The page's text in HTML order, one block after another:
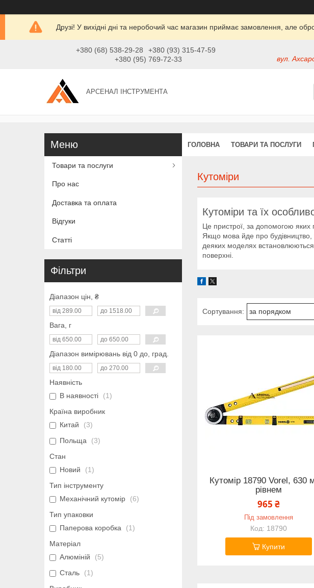
Друзі! У вихідні дні та неробочий час магазин приймає замовлення, але
+380 (68) 538-29-28
+380 (93) 315-47-59
+380 (95) 769-72-33
вул.
АРСЕНАЛ ІНСТРУМЕНТА
ГОЛОВНА ТОВАРИ ТА ПОСЛУГИ
Кутоміри
Кутоміри та їх
Це пристрої, за допомогою яких
Якщо мова йде про будівництво,
деяких моделях встановлюються
поверхні.
Кутомір 18790 Vorel, 630
рівнем
965 ₴
Під замовлення
18790
Купити
Товари та послуги
Про нас
Доставка та оплата
Відгуки
Статті
Фільтри
Діапазон цін, ₴
Вага, г
Діапазон вимірювань від 0 до, град.
Наявність
В наявності
1
Країна виробник
Китай
3
Польща
3
Стан
Новий
1
Тип інструменту
Механічний кутомір
6
Тип упаковки
Паперова коробка
1
Матеріал
Алюміній
5
Сталь
1